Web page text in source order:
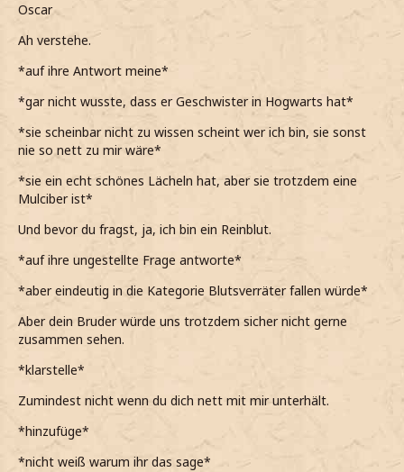
*ihm antworte und zur Seite schaue, da er mich düster
anschaut*
*lächeln muss, als er sagt, dass sich das sehr klangvoll
*gerade das erste Mal, seitdem in Hogwarts bin lächle und
mir auch danach ist*
*er meint, dass er auch in Slytherin ist*
Ah okay, ich auch
*ihm zustimme*
Oscar
Ah verstehe.
*auf ihre Antwort meine*
*gar nicht wusste, dass er Geschwister in Hogwarts hat*
*sie scheinbar nicht zu wissen scheint wer ich bin, sie sonst
nie so nett zu mir wäre*
*sie ein echt schönes Lächeln hat, aber sie trotzdem eine
Mulciber ist*
Und bevor du fragst, ja, ich bin ein Reinblut.
*auf ihre ungestellte Frage antworte*
*aber eindeutig in die Kategorie Blutsverräter fallen würde*
Aber dein Bruder würde uns trotzdem sicher nicht gerne
zusammen sehen.
*klarstelle*
Zumindest nicht wenn du dich nett mit mir unterhält.
*hinzufüge*
*nicht weiß warum ihr das sage*